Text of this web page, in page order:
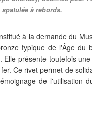
spatulée à rebords.
à la demande du
typique de l'Âge du
Elle présente toutefois
Ce rivet permet de
de l'utilisation